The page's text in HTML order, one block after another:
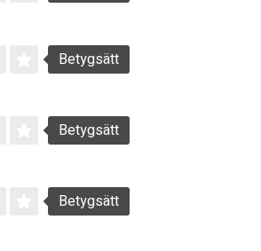
Betygsätt
Betygsätt
Betygsätt